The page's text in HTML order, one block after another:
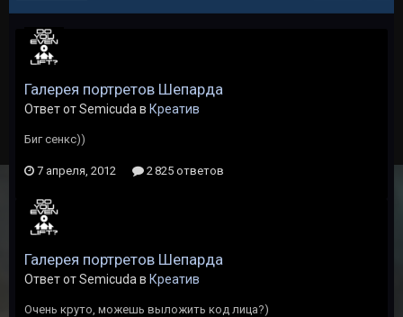
Галерея портретов Шепарда
Ответ от Semicuda в Креатив
Биг сенкс))
7 апреля, 2012 2 825 ответов
Галерея портретов Шепарда
Ответ от Semicuda в Креатив
Очень круто, можешь выложить код лица?)